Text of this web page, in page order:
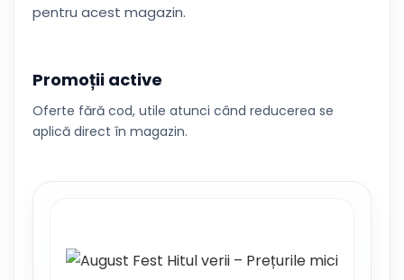
pentru acest magazin.
Promoții active
Oferte fără cod, utile atunci când reducerea se
aplică direct în magazin.